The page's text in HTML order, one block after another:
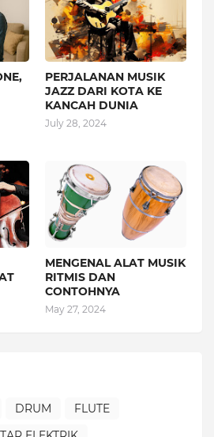
PERJALANAN MUSIK
JAZZ DARI KOTA KE
KANCAH DUNIA
July 28, 2024
MENGENAL ALAT MUSIK
RITMIS DAN
CONTOHNYA
May 27, 2024
DRUM
FLUTE